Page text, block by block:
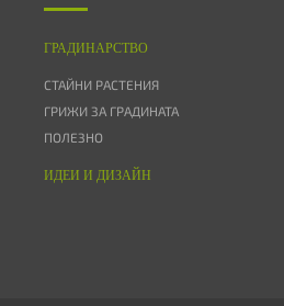
ГРАДИНАРСТВО
СТАЙНИ РАСТЕНИЯ
ГРИЖИ ЗА ГРАДИНАТА
ПОЛЕЗНО
ИДЕИ И ДИЗАЙН